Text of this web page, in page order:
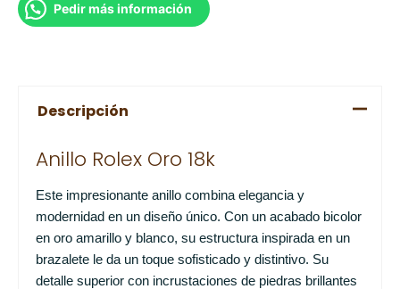
Pedir más información
Descripción
Anillo Rolex Oro 18k
Este impresionante anillo combina elegancia y
modernidad en un diseño único. Con un acabado bicolor
en oro amarillo y blanco, su estructura inspirada en un
brazalete le da un toque sofisticado y distintivo. Su
detalle superior con incrustaciones de piedras brillantes